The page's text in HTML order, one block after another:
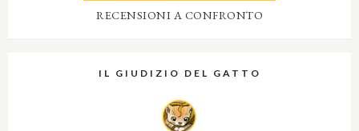
RECENSIONI A CONFRONTO
IL GIUDIZIO DEL GATTO